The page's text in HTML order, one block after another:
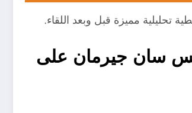
تحليلية مميزة قبل وبعد اللقاء.
سان جيرمان على